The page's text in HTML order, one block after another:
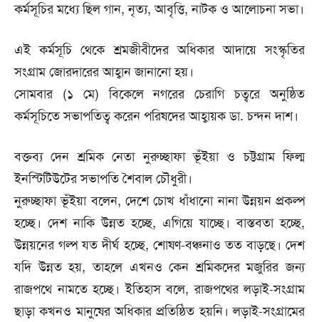
কর্মসূচির মধ্যে ছিল গান, নৃত্য, আবৃত্তি, নাটক ও আলোচনা সভা।
এই কর্মসূচি থেকে শ্রমজীবীদের অধিকার আদায়ে সংস্কৃতির
সংগ্রাম জোরদারের আহ্বান জানানো হয়।
সোমবার (১ মে) বিকেলে নগরের চেরাগি চত্বরে অনুষ্ঠিত
কর্মসূচিতে সভাপতিত্ব করেন পরিষদের আহ্বায়ক ডা. চন্দন দাশ।
বক্তব্য দেন শ্রমিক নেতা নুরুচ্ছাফা ভূঁইয়া ও চট্টগ্রাম ফিল্ম
ইনস্টিটিউটের সভাপতি শৈবাল চৌধুরী।
নুরুচ্ছাফা ভূঁইয়া বলেন, দেশে চোখ ধাঁধানো নানা উন্নয়ন প্রকল্প
হচ্ছে। দেশ নাকি উন্নত হচ্ছে, এগিয়ে যাচ্ছে। বাস্তবতা হচ্ছে,
উন্নয়নের গল্প যত দীর্ঘ হচ্ছে, শোষণ-বঞ্চনাও তত বাড়ছে। দেশ
যদি উন্নত হয়, তাহলে এখনও কেন শ্রমিকদের মজুরির জন্য
রাজপথে নামতে হচ্ছে। ইতিহাস বলে, রাজপথের লড়াই-সংগ্রাম
ছাড়া কখনও মানুষের অধিকার প্রতিষ্ঠিত হয়নি। লড়াই-সংগ্রামের